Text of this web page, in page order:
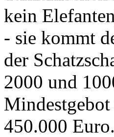
kein
- sie kommt
der
2000 und
450.000 Euro.